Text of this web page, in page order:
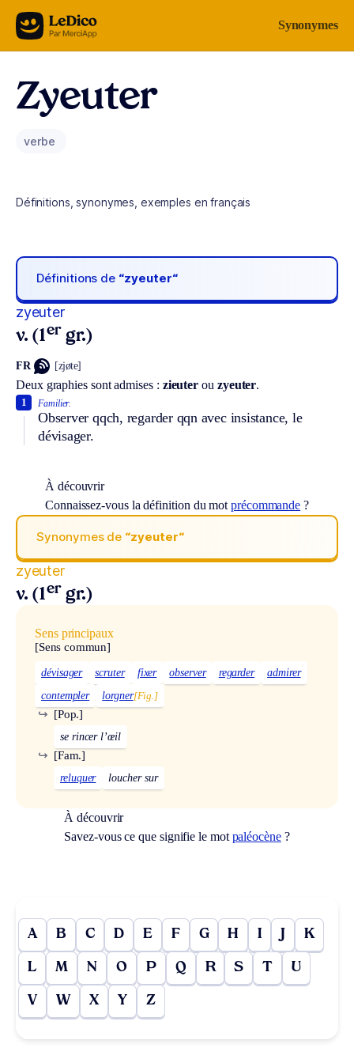
Aller au contenu Synonymes
Zyeuter
verbe
Définitions, synonymes, exemples en français
Définitions de “zyeuter“
zyeuter
v. (1er gr.)
FR [zjøte]
Deux graphies sont admises : zieuter ou zyeuter.
Familier.
Observer qqch, regarder qqn avec insistance, le
dévisager.
1
À découvrir
Connaissez-vous la définition du motprécommande ?
Synonymes de “zyeuter“
zyeuter
v. (1er gr.)
Sens principaux
[Sens commun]
dévisager scruter fixer observer regarder
admirer
contempler
lorgner[Fig.]
[Pop.]
↪
se rincer l’œil
[Fam.]
↪
reluquer loucher sur
À découvrir
Savez-vous ce que signifie le mot paléocène?
A B C D E F G H I J K
L M N O P Q R S T U
V W X Y Z